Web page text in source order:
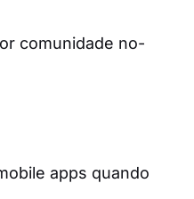
comunidade no-
apps quando